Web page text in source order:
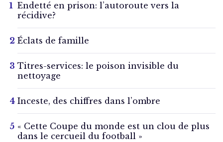
Endetté en prison: l’autoroute vers la
récidive?
Éclats de famille
Titres-services: le poison invisible du
nettoyage
Inceste, des chiffres dans l’ombre
« Cette Coupe du monde est un clou de plus
dans le cercueil du football »